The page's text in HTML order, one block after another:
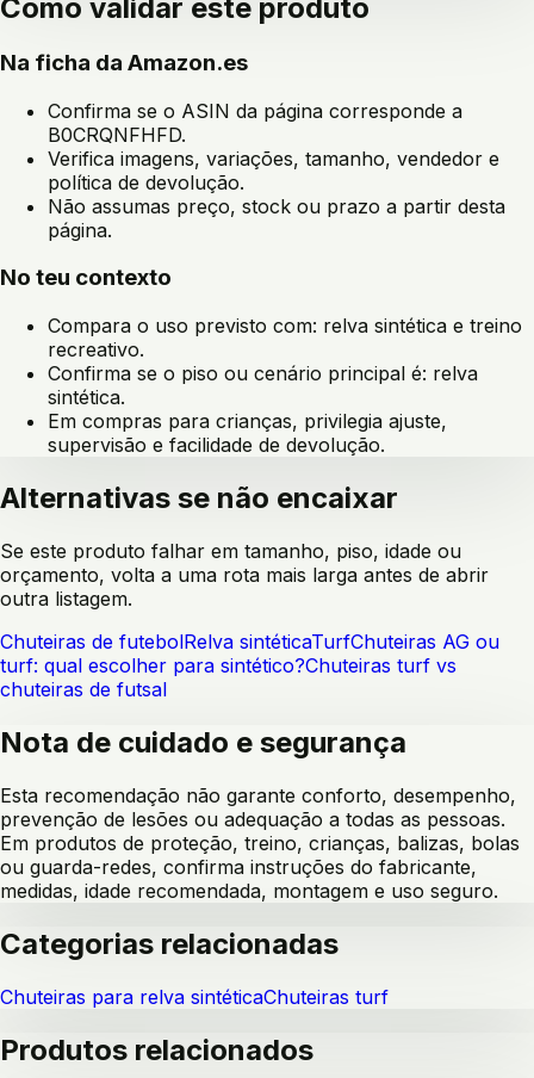
Como validar este produto
Na ficha da Amazon.es
Confirma se o ASIN da página corresponde a
B0CRQNFHFD.
Verifica imagens, variações, tamanho, vendedor e
política de devolução.
Não assumas preço, stock ou prazo a partir desta
página.
No teu contexto
Compara o uso previsto com: relva sintética e treino
recreativo.
Confirma se o piso ou cenário principal é: relva
sintética.
Em compras para crianças, privilegia ajuste,
supervisão e facilidade de devolução.
Alternativas se não encaixar
Se este produto falhar em tamanho, piso, idade ou
orçamento, volta a uma rota mais larga antes de abrir
outra listagem.
Chuteiras de futebolRelva sintéticaTurfChuteiras AG ou
turf: qual escolher para sintético?Chuteiras turf vs
chuteiras de futsal
Nota de cuidado e segurança
Esta recomendação não garante conforto, desempenho,
prevenção de lesões ou adequação a todas as pessoas.
Em produtos de proteção, treino, crianças, balizas, bolas
ou guarda-redes, confirma instruções do fabricante,
medidas, idade recomendada, montagem e uso seguro.
Categorias relacionadas
Chuteiras para relva sintéticaChuteiras turf
Produtos relacionados